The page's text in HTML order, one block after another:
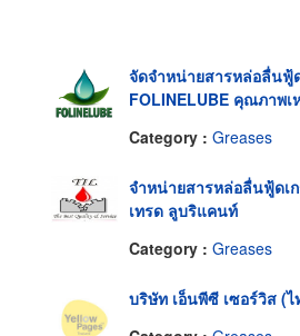
จัดจำหน่ายสารหล่อลื่นฟู้
FOLINELUBE คุณภาพ
Category : Greases
จำหน่ายสารหล่อลื่นฟู้ดเ
เทรด ลูบริแคนท์
Category : Greases
บริษัท เอ็นพีซี เซอร์วิส (